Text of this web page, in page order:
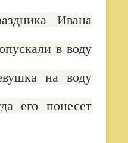
Ивана
в воду
на воду
его понесет